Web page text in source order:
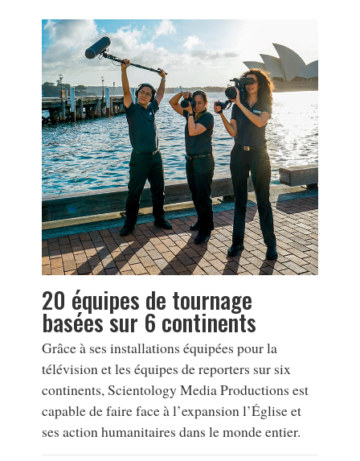
20 équipes de tournage
basées sur 6 continents
Grâce à ses installations équipées pour la
télévision et les équipes de reporters sur six
continents, Scientology Media Productions est
capable de faire face à l’expansion l’Église et
ses action humanitaires dans le monde entier.